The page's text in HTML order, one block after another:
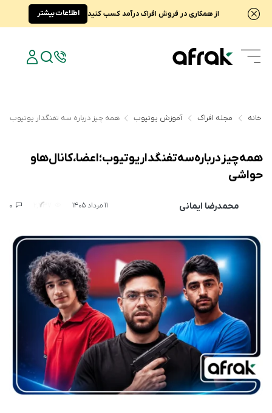
از همکاری در فروش افراک درآمد کسب کنید اطلاعات بیشتر
خانه مجله افراک آموزش یوتیوب همه چیز درباره سه تفنگدار یوتیوب؛
همه چیز درباره سه تفنگدار یوتیوب؛ اعضا، کانال‌ها و
حواشی
محمدرضا ایمانی 11 مرداد 1405